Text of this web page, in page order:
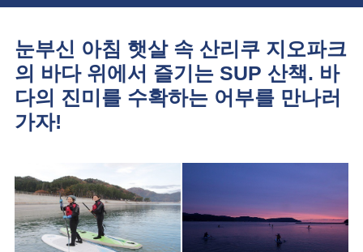
눈부신 아침 햇살 속 산리쿠 지오파크
의 바다 위에서 즐기는 SUP 산책. 바
다의 진미를 수확하는 어부를 만나러
가자!